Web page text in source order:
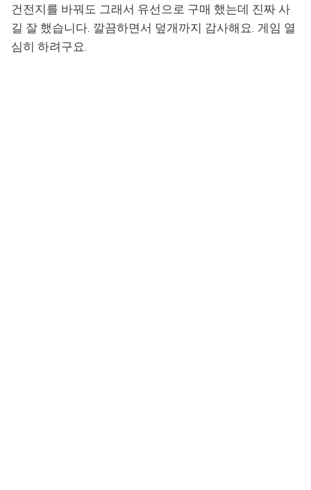
건전지를 바꿔도 그래서 유선으로 구매 했는데 진짜 사
길 잘 했습니다. 깔끔하면서 덮개까지 감사해요. 게임 열
심히 하려구요.